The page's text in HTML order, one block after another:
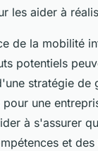
les aider à
de la mobilité
potentiels
stratégie de
une
à s'assurer
et des